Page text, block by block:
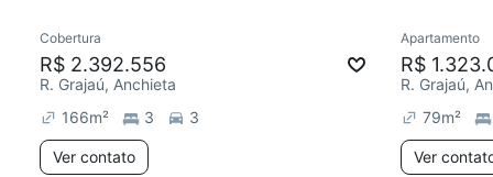
Redecorar
Cobertura
R$ 2.392.556
R. Grajaú, Anchieta
166m² 3 3
Ver contato
Apartamento
R$
R. Grajaú,
79m²
Ver